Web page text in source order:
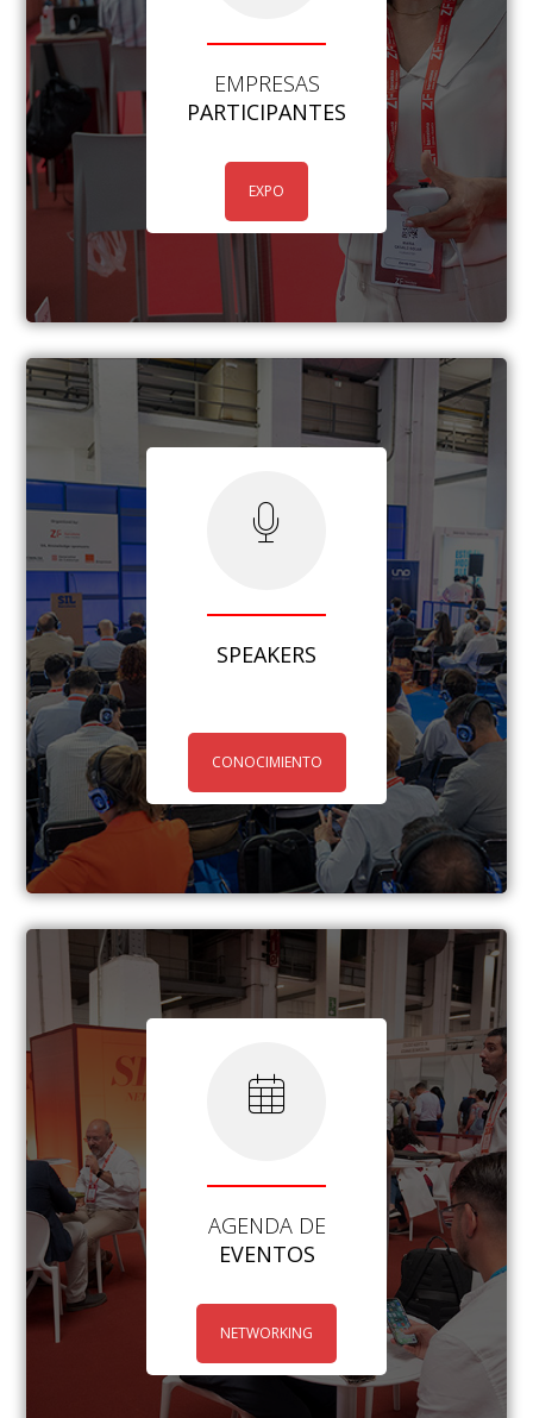
EMPRESAS
PARTICIPANTES
EXPO
SPEAKERS
CONOCIMIENTO
AGENDA DE
EVENTOS
NETWORKING